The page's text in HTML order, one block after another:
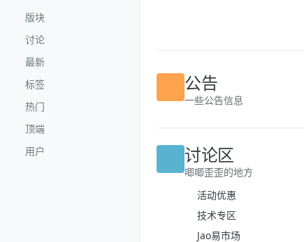
版块
讨论
最新
标签
热门
顶端
用户
公告
讨论区
唧唧歪歪的地方
活动优惠
技术专区